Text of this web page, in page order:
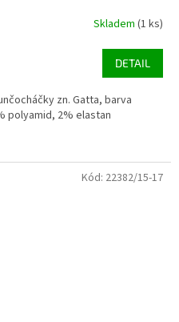
Skladem (1 ks)
DETAIL
zn. Gatta, barva
polyamid, 2% elastan
Kód: 22382/15-17